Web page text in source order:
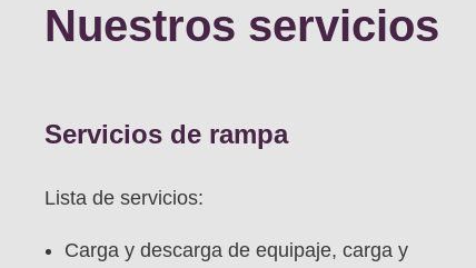
Nuestros servicios
Servicios de rampa
Lista de servicios:
Carga y descarga de equipaje, carga y